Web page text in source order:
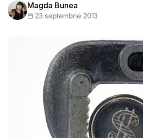
Magda Bunea
23 septembrie 2013